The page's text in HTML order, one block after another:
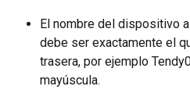
El nombre del dispositivo
debe ser exactamente el
trasera, por ejemplo
mayúscula.